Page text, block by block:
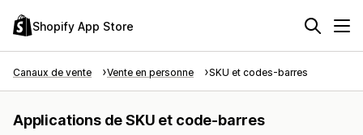
Shopify App Store
Canaux de vente Vente en personne SKU et codes-barres
Applications de SKU et code-barres